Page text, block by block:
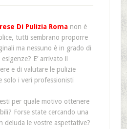
Di Pulizia Romanon è
tutti sembrano proporre
ma nessuno è in grado di
E’ arrivato il
e di valutare le pulizie
solo i veri professionisti
per quale motivo ottenere
Forse state cercando una
deluda le vostre aspettative?